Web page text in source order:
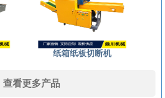
纸箱纸板切断机
查看更多产品